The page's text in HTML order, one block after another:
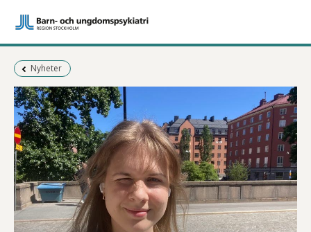
Föregående sida:
Nyheter